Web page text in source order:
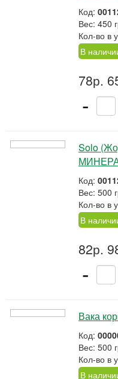
Код:
Вес: 450
Кол-во в
В
78р.
-
Solo
Код:
Вес: 500
Кол-во в
В
82р.
-
Вака
Код:
Вес: 500
Кол-во в
В